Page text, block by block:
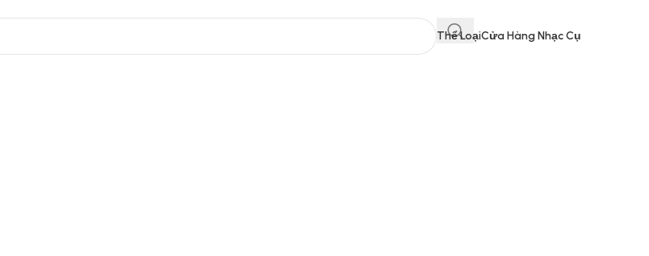
Thể LoạiCửa Hàng Nhạc Cụ